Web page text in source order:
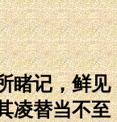
睹记，鲜见
凌替当不至